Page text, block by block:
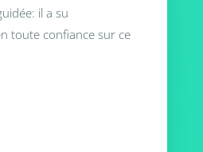
il a su
toute confiance sur ce